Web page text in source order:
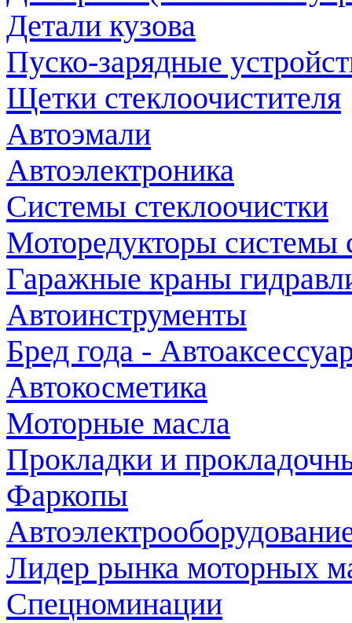
Детали кузова
Пуско-зарядные
Щетки стеклоочистителя
Автоэмали
Автоэлектроника
Системы стеклоочистки
Моторедукторы системы
Гаражные краны
Автоинструменты
Бред года -
Автокосметика
Моторные масла
Прокладки и
Фаркопы
Лидер рынка моторных
Спецноминации